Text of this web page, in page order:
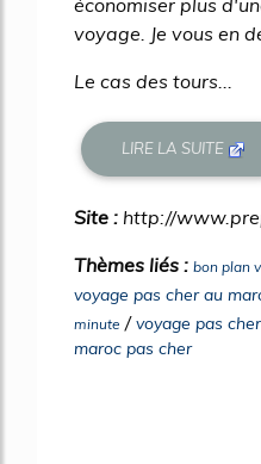
voyage. Je vous en
Le cas des tours...
LIRE LA SUITE
Site : http://
Thèmes liés : bon plan
voyage pas cher au
minute /voyage pas
maroc pas cher